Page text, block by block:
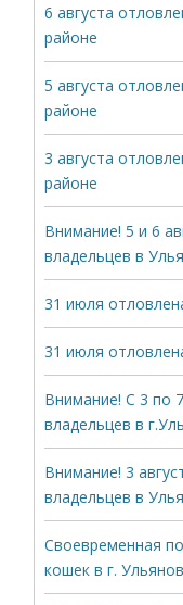
6 августа
районе
5 августа
районе
3 августа
районе
Внимание! 5 и 6
владельцев в
31 июля
31 июля
Внимание! С 3 по
владельцев в
Внимание! 3
владельцев в
Своевременная
кошек в г.